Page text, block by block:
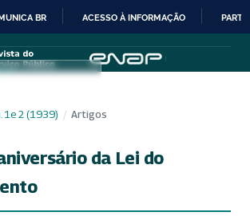
IR
PARA
CONTEÚDO
BR ACESSO À INFORMAÇÃO
1e 2 (1939) / Artigos
da Lei do